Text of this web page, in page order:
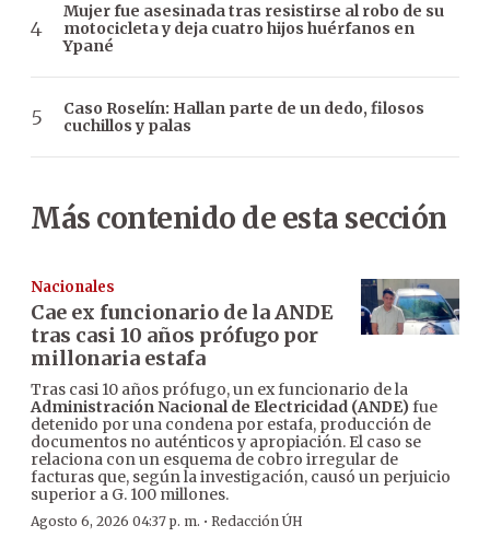
Mujer fue asesinada tras resistirse al robo de su
motocicleta y deja cuatro hijos huérfanos en
Ypané
Caso Roselín: Hallan parte de un dedo, filosos
cuchillos y palas
Más contenido de esta sección
Nacionales
Cae ex funcionario de la ANDE
tras casi 10 años prófugo por
millonaria estafa
Tras casi 10 años prófugo, un ex funcionario de la
Administración Nacional de Electricidad (ANDE)fue
detenido por una condena por estafa, producción de
documentos no auténticos y apropiación. El caso se
relaciona con un esquema de cobro irregular de
facturas que, según la investigación, causó un perjuicio
superior a G. 100 millones.
Agosto 6, 2026 04:37 p. m. · Redacción ÚH